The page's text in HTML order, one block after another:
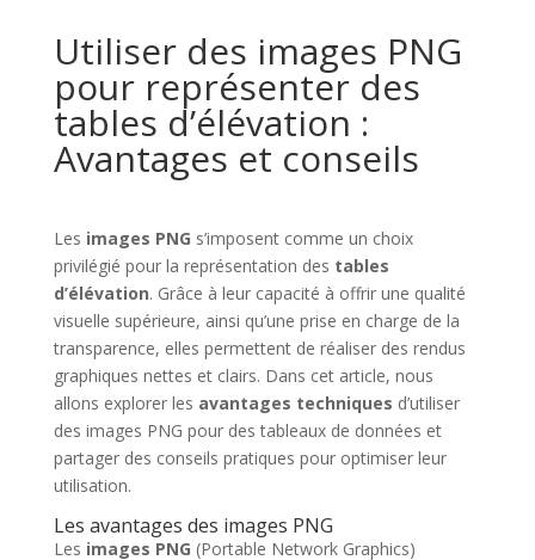
Utiliser des images PNG
pour représenter des
tables d’élévation :
Avantages et conseils
Les images PNG s’imposent comme un choix
privilégié pour la représentation des tables
d’élévation. Grâce à leur capacité à offrir une qualité
visuelle supérieure, ainsi qu’une prise en charge de la
transparence, elles permettent de réaliser des rendus
graphiques nettes et clairs. Dans cet article, nous
allons explorer les avantages techniques d’utiliser
des images PNG pour des tableaux de données et
partager des conseils pratiques pour optimiser leur
utilisation.
Les avantages des images PNG
Les images PNG (Portable Network Graphics)